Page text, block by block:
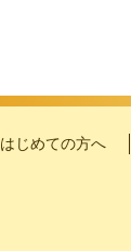
はじめての方へ